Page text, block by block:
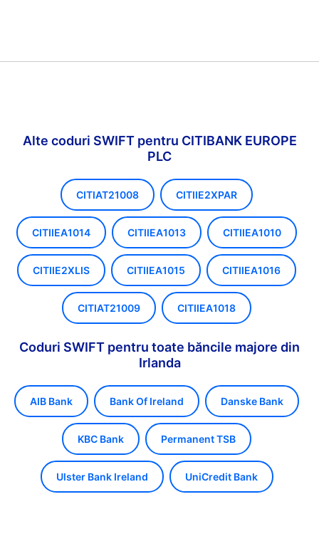
Alte coduri SWIFT pentru CITIBANK EUROPE
PLC
CITIAT21008 CITIIE2XPAR
CITIIEA1014 CITIIEA1013 CITIIEA1010
CITIIE2XLIS CITIIEA1015 CITIIEA1016
CITIAT21009 CITIIEA1018
Coduri SWIFT pentru toate băncile majore din
Irlanda
AIB Bank Bank Of Ireland Danske Bank
KBC Bank Permanent TSB
Ulster Bank Ireland UniCredit Bank